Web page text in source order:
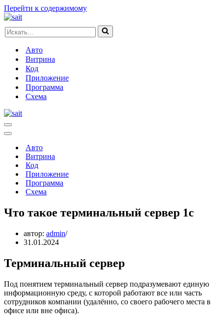
Перейти к содержимому
Искать...
Авто
Витрина
Код
Приложение
Программа
Схема
Меню
навигации
Меню
навигацииАвто
Витрина
Код
Приложение
Программа
Схема
Что такое терминальный сервер 1с
автор: admin
31.01.2024
Терминальный сервер
Под понятием терминальный сервер подразумевают единую
информационную среду, с которой работают все или часть
сотрудников компании (удалённо, со своего рабочего места в
офисе или вне офиса).